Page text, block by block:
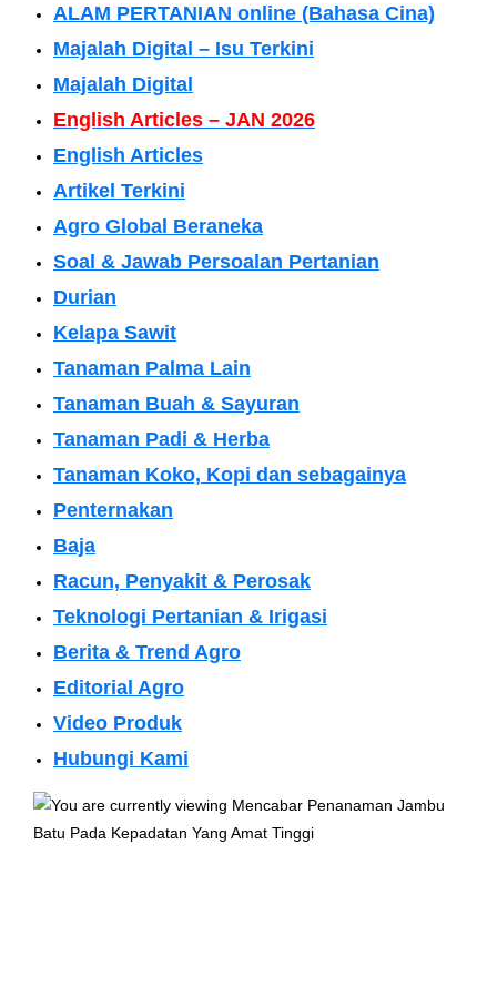
ALAM PERTANIAN online (Bahasa Cina)
Majalah Digital – Isu Terkini
Majalah Digital
English Articles – JAN 2026
English Articles
Artikel Terkini
Agro Global Beraneka
Soal & Jawab Persoalan Pertanian
Durian
Kelapa Sawit
Tanaman Palma Lain
Tanaman Buah & Sayuran
Tanaman Padi & Herba
Tanaman Koko, Kopi dan sebagainya
Penternakan
Baja
Racun, Penyakit & Perosak
Teknologi Pertanian & Irigasi
Berita & Trend Agro
Editorial Agro
Video Produk
Hubungi Kami